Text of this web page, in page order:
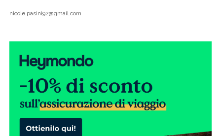
nicole.pasini92@gmail.com